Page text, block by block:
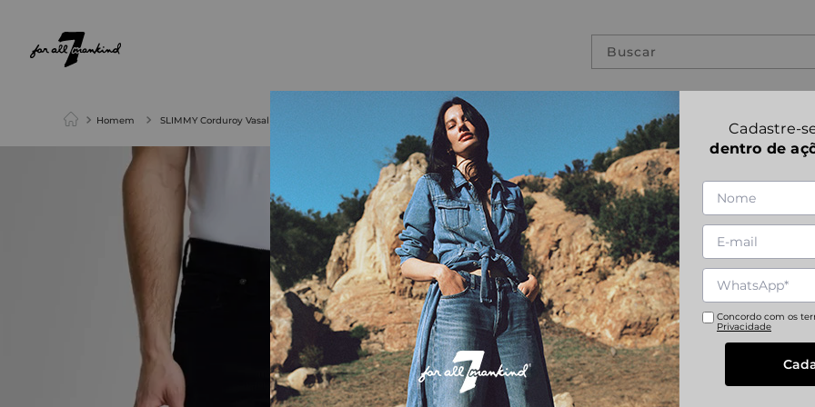
Buscar
Homem SLIMMY Corduroy Vasal Black
1|6 SLIMMY
Referência JSMSC950VB
28 30 31
Cadastre-
dentro de
Concordo com os
Privacidade